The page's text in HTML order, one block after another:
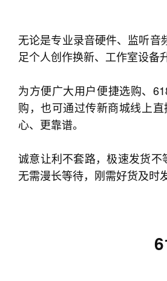
无论是专业录音硬件、监听
足个人创作换新、工作室设备
为方便广大用户便捷选购、
购，也可通过传新商城线上
心、更靠谱。
诚意让利不套路，极速发货不
无需漫长等待，刚需好货及时